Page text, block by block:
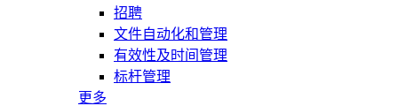
招聘
文件自动化和管理
有效性及时间管理
标杆管理
更多